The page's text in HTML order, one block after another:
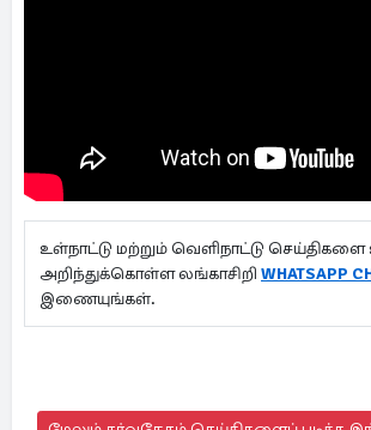
உள்நாட்டு மற்றும் வெளிநாட்டு
அறிந்துக்கொள்ள லங்காசிறி WHATSAPP
இணையுங்கள்.